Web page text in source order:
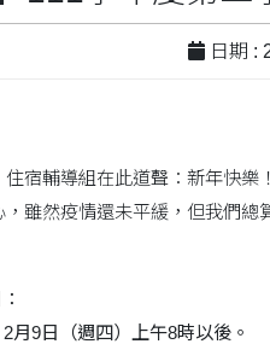
日期 :
宿輔導組在此道聲：新年快樂！
，雖然疫情還未平緩，但我們
2月9日（週四）上午8時以後。